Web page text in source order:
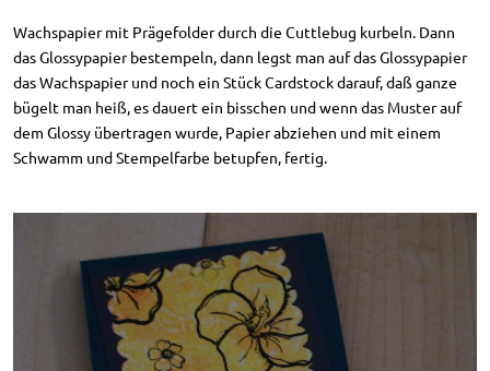
Wachspapier mit Prägefolder durch die Cuttlebug kurbeln. Dann
das Glossypapier bestempeln, dann legst man auf das Glossypapier
das Wachspapier und noch ein Stück Cardstock darauf, daß ganze
bügelt man heiß, es dauert ein bisschen und wenn das Muster auf
dem Glossy übertragen wurde, Papier abziehen und mit einem
Schwamm und Stempelfarbe betupfen, fertig.